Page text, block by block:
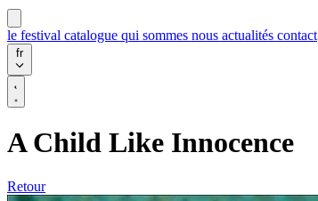
le festival catalogue qui sommes nous actualités contact
fr
A Child Like Innocence
Retour